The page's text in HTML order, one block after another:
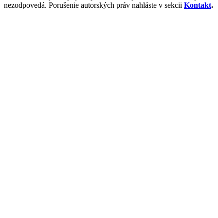
nezodpovedá. Porušenie autorských práv nahláste v sekcii Kontakt.